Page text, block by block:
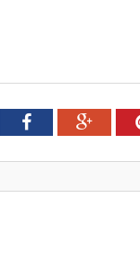
Facebook